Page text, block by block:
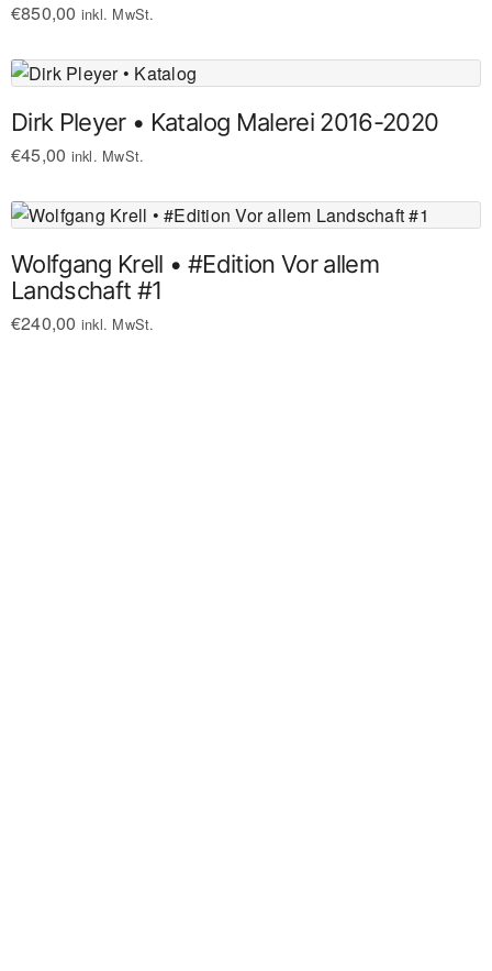
€850,00 inkl. MwSt.
Dirk Pleyer • Katalog Malerei 2016-2020
€45,00 inkl. MwSt.
Wolfgang Krell • #Edition Vor allem
Landschaft #1
€240,00 inkl. MwSt.